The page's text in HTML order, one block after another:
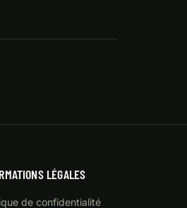
LÉGALES
de confidentialité